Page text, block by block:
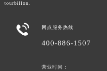
tourbillon.
 网点服务热线
400-886-1507
营业时间：